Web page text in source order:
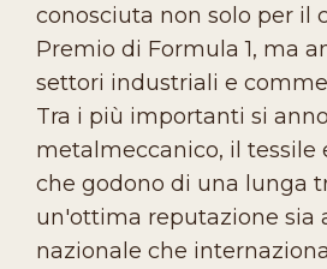
conosciuta non solo per il
Premio di Formula 1, ma
settori industriali e
Tra i più importanti si
metalmeccanico, il tessile
che godono di una lunga
un'ottima reputazione sia
nazionale che